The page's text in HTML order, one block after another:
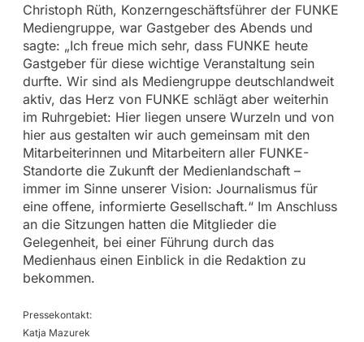
Christoph Rüth, Konzerngeschäftsführer der FUNKE
Mediengruppe, war Gastgeber des Abends und
sagte: „Ich freue mich sehr, dass FUNKE heute
Gastgeber für diese wichtige Veranstaltung sein
durfte. Wir sind als Mediengruppe deutschlandweit
aktiv, das Herz von FUNKE schlägt aber weiterhin
im Ruhrgebiet: Hier liegen unsere Wurzeln und von
hier aus gestalten wir auch gemeinsam mit den
Mitarbeiterinnen und Mitarbeitern aller FUNKE-
Standorte die Zukunft der Medienlandschaft –
immer im Sinne unserer Vision: Journalismus für
eine offene, informierte Gesellschaft.“ Im Anschluss
an die Sitzungen hatten die Mitglieder die
Gelegenheit, bei einer Führung durch das
Medienhaus einen Einblick in die Redaktion zu
bekommen.
Pressekontakt:
Katja Mazurek